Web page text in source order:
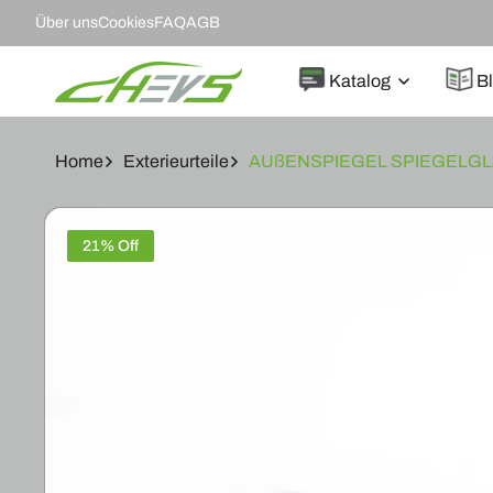
ZUM
INHALT
Über unsCookiesFAQAGB
Katalog
Home Exterieurteile AUßENSPIEGEL
PRODUKTINFORMATIONEN
SPRINGEN21% Off